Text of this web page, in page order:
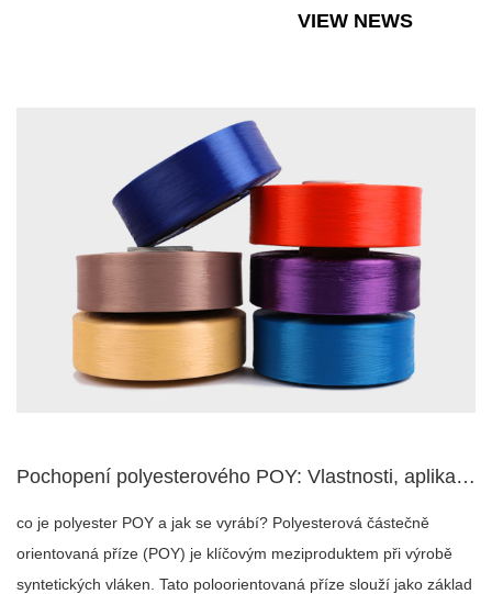
VIEW NEWS
Pochopení polyesterového POY: Vlastnosti, aplikace a výrobní...
co je polyester POY a jak se vyrábí? Polyesterová částečně
orientovaná příze (POY) je klíčovým meziproduktem při výrobě
syntetických vláken. Tato poloorientovaná příze slouží jako základ